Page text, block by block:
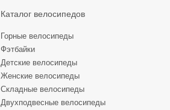
Каталог велосипедов
Горные велосипеды
Фэтбайки
Детские велосипеды
Женские велосипеды
Складные велосипеды
Двухподвесные велосипеды